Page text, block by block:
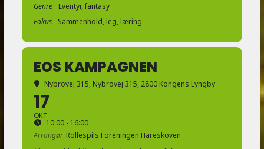
Genre
Eventyr, fantasy
Fokus
Sammenhold, leg, læring
EOS KAMPAGNEN
Nybrovej 315, Nybrovej 315, 2800 Kongens Lyngby
17
OKT
10:00 - 16:00
Arrangør Rollespils Foreningen Hareskoven